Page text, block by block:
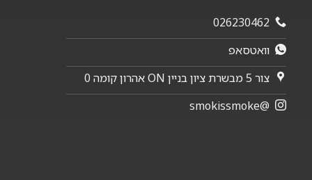
026230462
וואטסאפ
צור 5 מבשרת ציון בניין ON אהרון קומה 0
@smokissmoke